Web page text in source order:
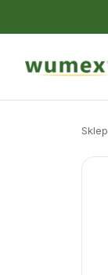
Sklep